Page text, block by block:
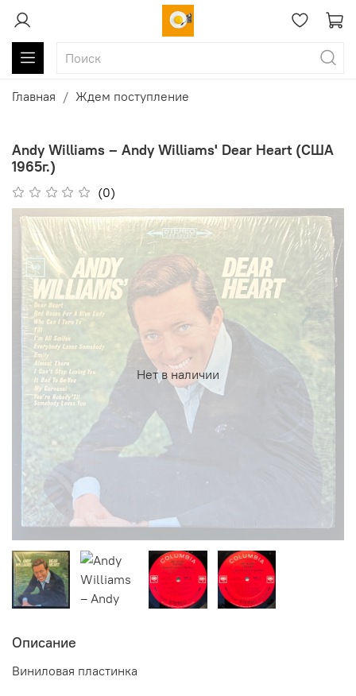
Главная Ждем поступление
Andy Williams ‎– Andy Williams' Dear Heart (США
1965г.)
(0)
Нет в наличии
Описание
Виниловая пластинка